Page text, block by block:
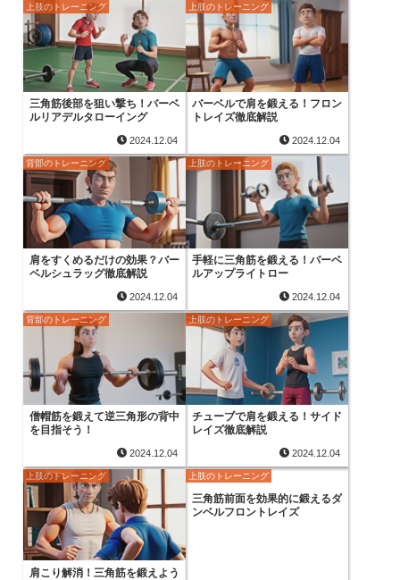
上肢のトレーニング
三角筋後部を狙い撃ち！バーベ
ルリアデルタローイング
2024.12.04
上肢のトレーニング
バーベルで肩を鍛える！フロン
トレイズ徹底解説
2024.12.04
背部のトレーニング
肩をすくめるだけの効果？バー
ベルシュラッグ徹底解説
2024.12.04
上肢のトレーニング
手軽に三角筋を鍛える！バーベ
ルアップライトロー
2024.12.04
背部のトレーニング
僧帽筋を鍛えて逆三角形の背中
を目指そう！
2024.12.04
上肢のトレーニング
チューブで肩を鍛える！サイド
レイズ徹底解説
2024.12.04
上肢のトレーニング
肩こり解消！三角筋を鍛えよう
上肢のトレーニング
三角筋前面を効果的に鍛えるダ
ンベルフロントレイズ